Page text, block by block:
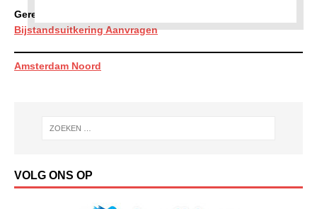
Gerelateerd:
Bijstandsuitkering Aanvragen
Amsterdam Noord
VOLG ONS OP